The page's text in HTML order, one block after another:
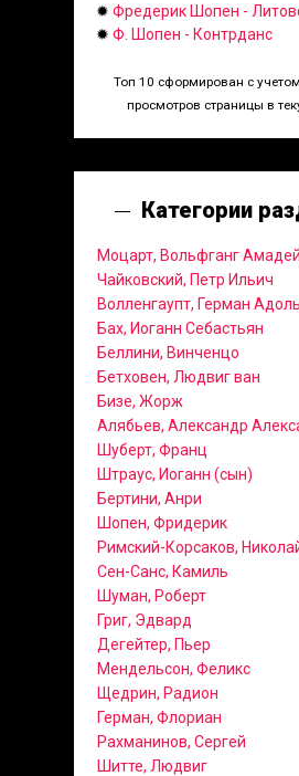
✹ Фредерик Шопен -
✹ Ф. Шопен - Контрданс
Топ 10 сформирован с
просмотров страницы в
Категории
Моцарт, Вольфганг Амадей
Чайковский, Петр Ильич
Волленгаупт, Герман
Бах, Иоганн Себастьян
Беллини, Винченцо
Бетховен, Людвиг ван
Бизе, Жорж
Алябьев, Александр
Шуберт, Франц
Штраус, Иоганн (сын)
Бертини, Анри
Шопен, Фридерик
Римский-Корсаков,
Сен-Санс, Камиль
Шуман, Роберт
Григ, Эдвард
Дегейтер, Пьер
Мендельсон, Феликс
Щедрин, Радион
Герман, Флориан
Рахманинов, Сергей
Шитте, Людвиг